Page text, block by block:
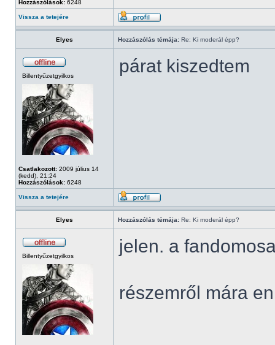
Hozzászólások: 6248
Vissza a tetejére
Elyes Hozzászólás témája: Re: Ki moderál épp?
Billentyűzetgyilkos
Csatlakozott: 2009 július 14
(kedd), 21:24
Hozzászólások: 6248
párat kiszedtem
Vissza a tetejére
Elyes Hozzászólás témája: Re: Ki moderál épp?
Billentyűzetgyilkos jelen. a
részemről mára